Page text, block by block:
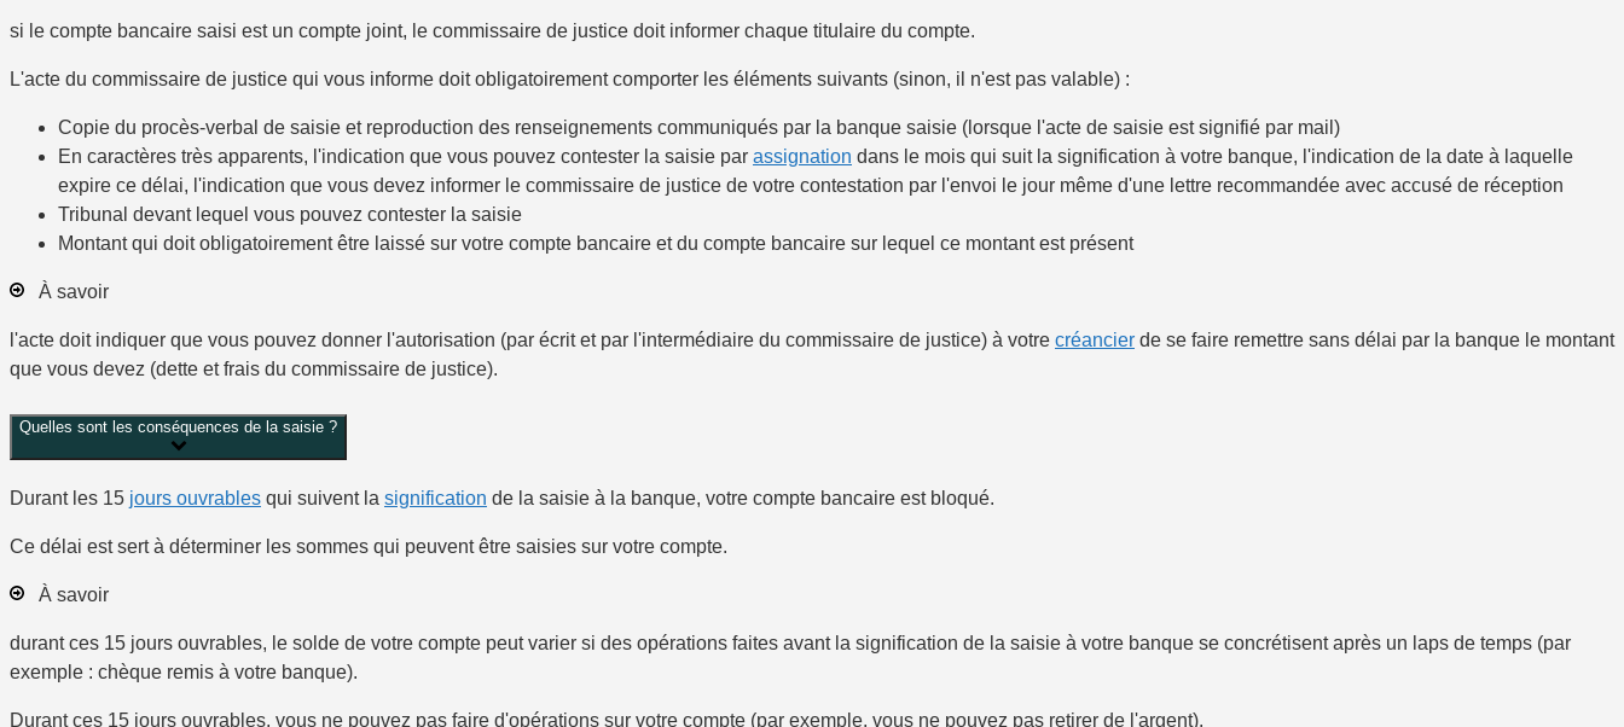
si le compte bancaire saisi est un compte joint, le commissaire de justice doit informer chaque titulaire du compte.
L'acte du commissaire de justice qui vous informe doit obligatoirement comporter les éléments suivants (sinon, il n'est pas valable) :
Copie du procès-verbal de saisie et reproduction des renseignements communiqués par la banque saisie (lorsque l'acte de saisie est signifié par mail)
En caractères très apparents, l'indication que vous pouvez contester la saisie par assignation dans le mois qui suit la signification à votre banque, l'indication de la date à laquelle
expire ce délai, l'indication que vous devez informer le commissaire de justice de votre contestation par l'envoi le jour même d'une lettre recommandée avec accusé de réception
Tribunal devant lequel vous pouvez contester la saisie
Montant qui doit obligatoirement être laissé sur votre compte bancaire et du compte bancaire sur lequel ce montant est présent
À savoir
l'acte doit indiquer que vous pouvez donner l'autorisation (par écrit et par l'intermédiaire du commissaire de justice) à votre créancier de se faire remettre sans délai par la banque le montant
que vous devez (dette et frais du commissaire de justice).
Quelles sont les conséquences de la saisie ?
Durant les 15 jours ouvrables qui suivent la signification de la saisie à la banque, votre compte bancaire est bloqué.
Ce délai est sert à déterminer les sommes qui peuvent être saisies sur votre compte.
À savoir
durant ces 15 jours ouvrables, le solde de votre compte peut varier si des opérations faites avant la signification de la saisie à votre banque se concrétisent après un laps de temps (par
exemple : chèque remis à votre banque).
Durant ces 15 jours ouvrables, vous ne pouvez pas faire d'opérations sur votre compte (par exemple, vous ne pouvez pas retirer de l'argent).